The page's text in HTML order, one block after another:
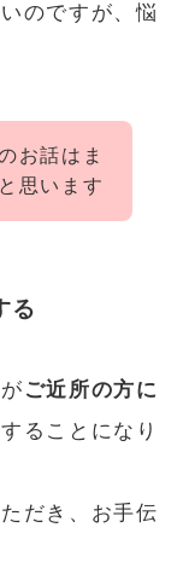
のですが、悩
お話はま
思います
る
ご近所の方に
することになり
だき、お手伝